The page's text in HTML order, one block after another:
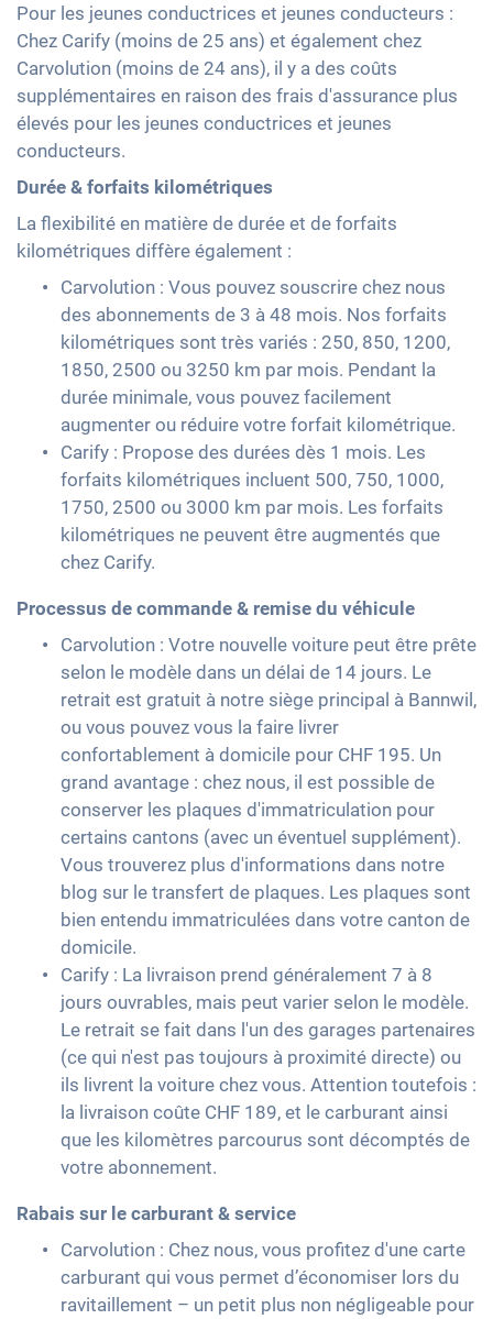
Pour les jeunes conductrices et jeunes conducteurs :
Chez Carify (moins de 25 ans) et également chez
Carvolution (moins de 24 ans), il y a des coûts
supplémentaires en raison des frais d'assurance plus
élevés pour les jeunes conductrices et jeunes
conducteurs.
Durée & forfaits kilométriques
La flexibilité en matière de durée et de forfaits
kilométriques diffère également :
Carvolution : Vous pouvez souscrire chez nous
des abonnements de 3 à 48 mois. Nos forfaits
kilométriques sont très variés : 250, 850, 1200,
1850, 2500 ou 3250 km par mois. Pendant la
durée minimale, vous pouvez facilement
augmenter ou réduire votre forfait kilométrique.
Carify : Propose des durées dès 1 mois. Les
forfaits kilométriques incluent 500, 750, 1000,
1750, 2500 ou 3000 km par mois. Les forfaits
kilométriques ne peuvent être augmentés que
chez Carify.
Processus de commande & remise du véhicule
Carvolution : Votre nouvelle voiture peut être prête
selon le modèle dans un délai de 14 jours. Le
retrait est gratuit à notre siège principal à Bannwil,
ou vous pouvez vous la faire livrer
confortablement à domicile pour CHF 195. Un
grand avantage : chez nous, il est possible de
conserver les plaques d'immatriculation pour
certains cantons (avec un éventuel supplément).
Vous trouverez plus d'informations dans notre
blog sur le transfert de plaques. Les plaques sont
bien entendu immatriculées dans votre canton de
domicile.
Carify : La livraison prend généralement 7 à 8
jours ouvrables, mais peut varier selon le modèle.
Le retrait se fait dans l'un des garages partenaires
(ce qui n'est pas toujours à proximité directe) ou
ils livrent la voiture chez vous. Attention toutefois :
la livraison coûte CHF 189, et le carburant ainsi
que les kilomètres parcourus sont décomptés de
votre abonnement.
Rabais sur le carburant & service
Carvolution : Chez nous, vous profitez d'une carte
carburant qui vous permet d’économiser lors du
ravitaillement – un petit plus non négligeable pour